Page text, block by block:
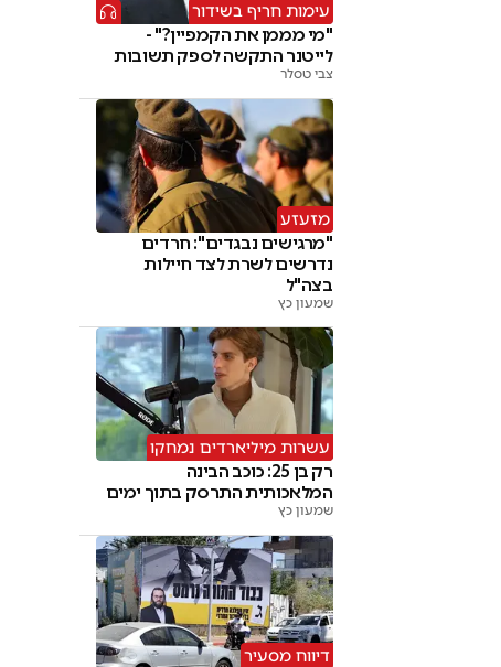
עימות חריף בשידור
"מי מממן את הקמפיין?" -
לייטנר התקשה לספק תשובות
צבי טסלר
מזעזע
"מרגישים נבגדים": חרדים
נדרשים לשרת לצד חיילות
בצה"ל
שמעון כץ
עשרות מיליארדים נמחקו
רק בן 25: כוכב הבינה
המלאכותית התרסק בתוך ימים
שמעון כץ
דיווח מסעיר